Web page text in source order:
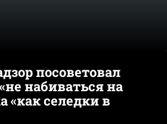
посоветовал
набиваться на
«как селедки в